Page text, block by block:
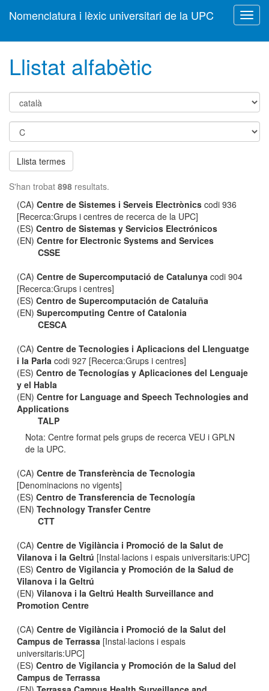
Nomenclatura i lèxic universitari de la UPC
Llistat alfabètic
Llista termes
S'han trobat 898 resultats.
(CA)Centre de Sistemes i Serveis Electrònics codi 936
[Recerca:Grups i centres de recerca de la UPC]
(ES)Centro de Sistemas y Servicios Electrónicos
(EN)Centre for Electronic Systems and Services
CSSE
(CA)Centre de Supercomputació de Catalunya codi 904
[Recerca:Grups i centres]
(ES)Centro de Supercomputación de Cataluña
(EN)Supercomputing Centre of Catalonia
CESCA
(CA)Centre de Tecnologies i Aplicacions del Llenguatge
i la Parla codi 927 [Recerca:Grups i centres]
(ES)Centro de Tecnologías y Aplicaciones del Lenguaje
y el Habla
(EN)Centre for Language and Speech Technologies and
Applications
TALP
Nota: Centre format pels grups de recerca VEU i GPLN
de la UPC.
(CA)Centre de Transferència de Tecnologia
[Denominacions no vigents]
(ES)Centro de Transferencia de Tecnología
(EN)Technology Transfer Centre
CTT
(CA)Centre de Vigilància i Promoció de la Salut de
Vilanova i la Geltrú [Instal·lacions i espais universitaris:UPC]
(ES)Centro de Vigilancia y Promoción de la Salud de
Vilanova i la Geltrú
(EN)Vilanova i la Geltrú Health Surveillance and
Promotion Centre
(CA)Centre de Vigilància i Promoció de la Salut del
Campus de Terrassa [Instal·lacions i espais
universitaris:UPC]
(ES)Centro de Vigilancia y Promoción de la Salud del
Campus de Terrassa